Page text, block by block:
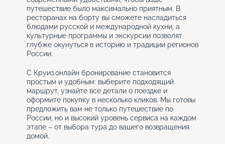
путешествие было максимально приятным. В
ресторанах на борту вы сможете насладиться
блюдами русской и международной кухни, а
культурные программы и экскурсии позволят
глубже окунуться в историю и традиции регионов
России.
С Круиз.онлайн бронирование становится
простым и удобным: выберите подходящий
маршрут, узнайте все детали о поездке и
оформите покупку в несколько кликов. Мы готовы
предложить вам не только путешествие по
России, но и высокий уровень сервиса на каждом
этапе – от выбора тура до вашего возвращения
домой.